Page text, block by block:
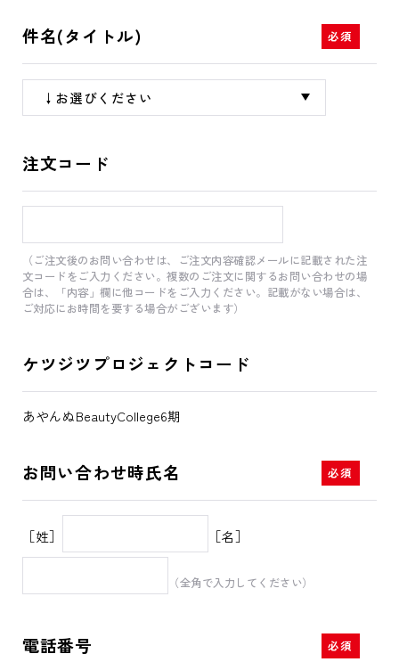
件名(タイトル)
注文コード
（ご注文後のお問い合わせは、ご注文内容確認メールに記載された注
文コードをご入力ください。複数のご注文に関するお問い合わせの場
合は、「内容」欄に他コードをご入力ください。記載がない場合は、
ご対応にお時間を要する場合がございます）
ケツジツプロジェクトコード
あやんぬBeautyCollege6期
お問い合わせ時氏名
［姓］ ［名］
（全角で入力してください）
電話番号